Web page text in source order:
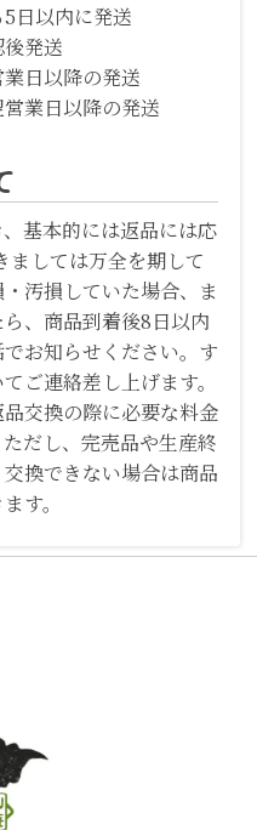
日以内に発送
発送
日以降の発送
業日以降の発送
基本的には返品には応
ましては万全を期して
汚損していた場合、ま
、商品到着後8日以内
お知らせください。す
ご連絡差し上げます。
交換の際に必要な料金
だし、完売品や生産終
換できない場合は商品
す。